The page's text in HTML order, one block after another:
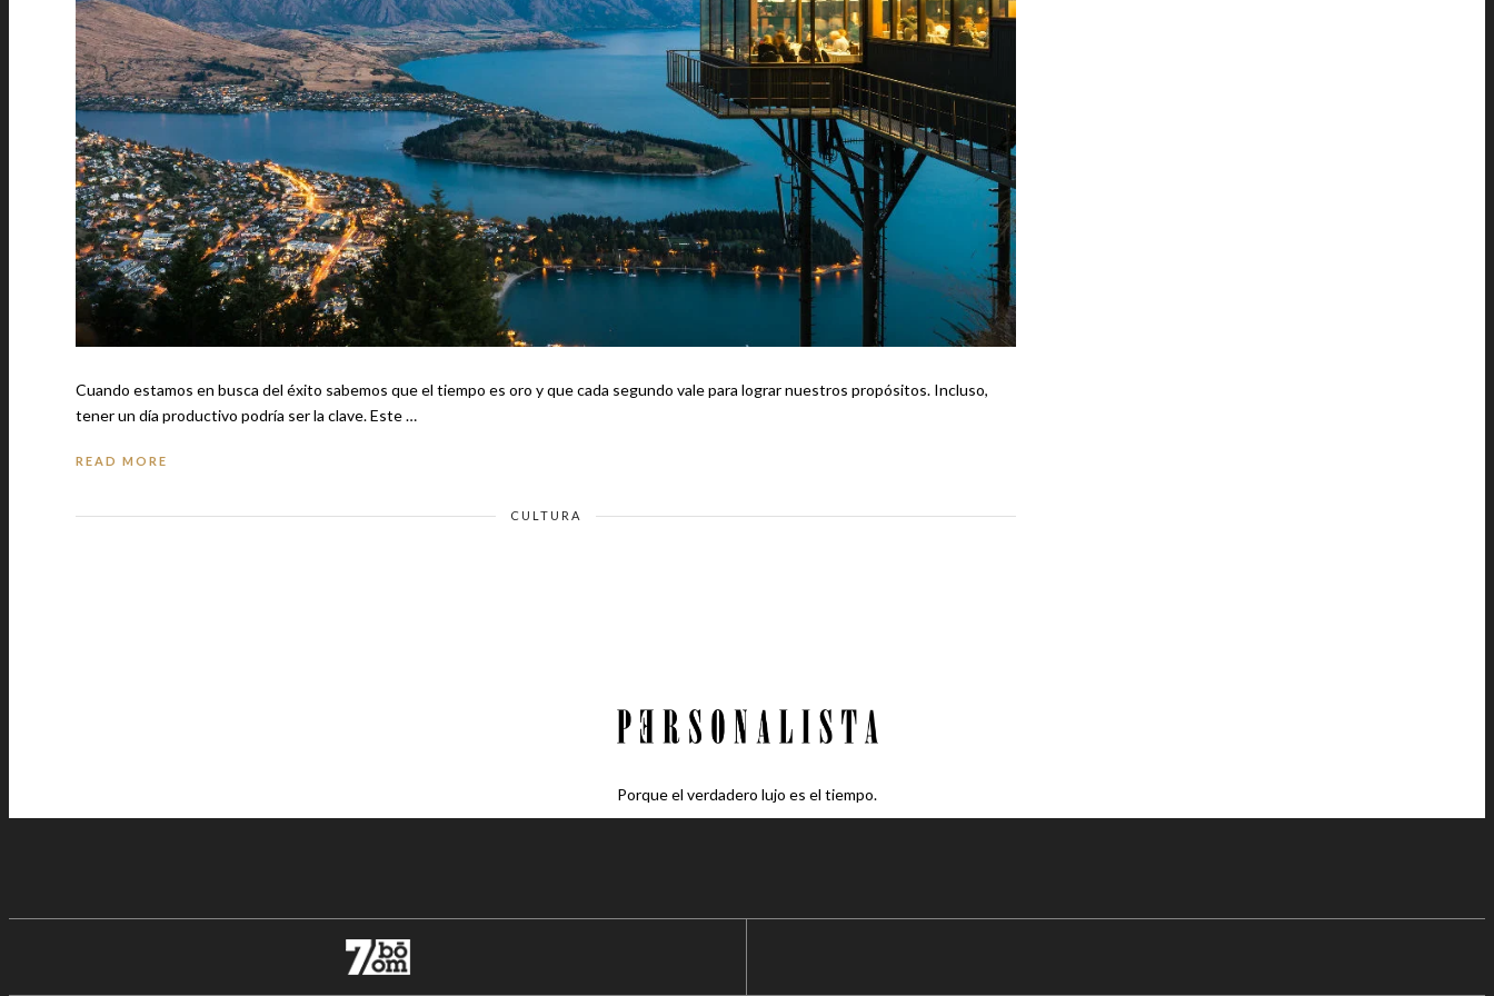
Cuando estamos en busca del éxito sabemos que el tiempo es oro y que cada segundo vale para lograr nuestros propósitos. Incluso,
tener un día productivo podría ser la clave. Este …
READ MORE
CULTURA
Porque el verdadero lujo es el tiempo.